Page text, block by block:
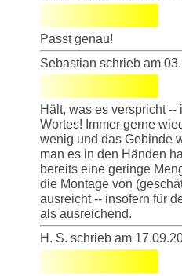
Passt genau!
Sebastian schrieb am
Hält, was es verspricht
Wortes! Immer gerne
wenig und das Gebinde
man es in den Händen
bereits eine geringe
die Montage von
ausreicht -- insofern für
als ausreichend.
H. S. schrieb am